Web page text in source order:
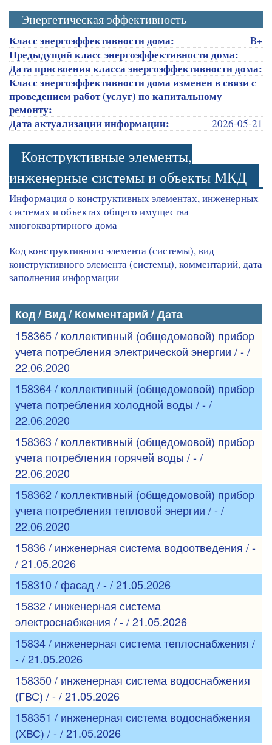
Энергетическая эффективность
Класс энергоэффективности дома: B+
Предыдущий класс энергоэффективности дома:
Дата присвоения класса энергоэффективности дома:
Класс энергоэффективности дома изменен в связи с
проведением работ (услуг) по капитальному
ремонту:
Дата актуализации информации:
2026-05-21
Конструктивные элементы,
инженерные системы и объекты МКД
Информация о конструктивных элементах, инженерных
системах и объектах общего имущества
многоквартирного дома
Код конструктивного элемента (системы), вид
конструктивного элемента (системы), комментарий, дата
заполнения информации
Код / Вид / Комментарий / Дата
158365 / коллективный (общедомовой) прибор
учета потребления электрической энергии / - /
22.06.2020
158364 / коллективный (общедомовой) прибор
учета потребления холодной воды / - /
22.06.2020
158363 / коллективный (общедомовой) прибор
учета потребления горячей воды / - /
22.06.2020
158362 / коллективный (общедомовой) прибор
учета потребления тепловой энергии / - /
22.06.2020
15836 / инженерная система водоотведения / -
/ 21.05.2026
158310 / фасад / - / 21.05.2026
15832 / инженерная система
электроснабжения / - / 21.05.2026
15834 / инженерная система теплоснабжения /
- / 21.05.2026
158350 / инженерная система водоснабжения
(ГВС) / - / 21.05.2026
158351 / инженерная система водоснабжения
(ХВС) / - / 21.05.2026